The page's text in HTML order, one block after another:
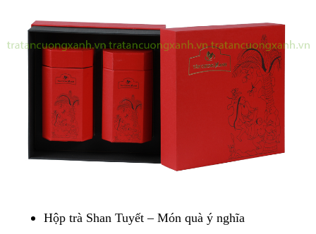
Hộp trà Shan Tuyết – Món quà ý nghĩa